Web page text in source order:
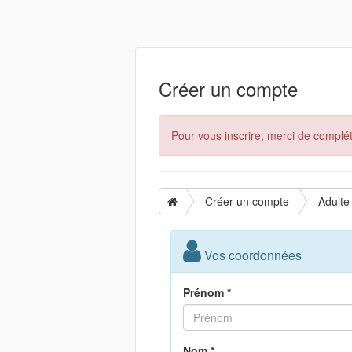
Créer un compte
Pour vous inscrire, merci de
Créer un compte Adulte
Vos coordonnées
Prénom *